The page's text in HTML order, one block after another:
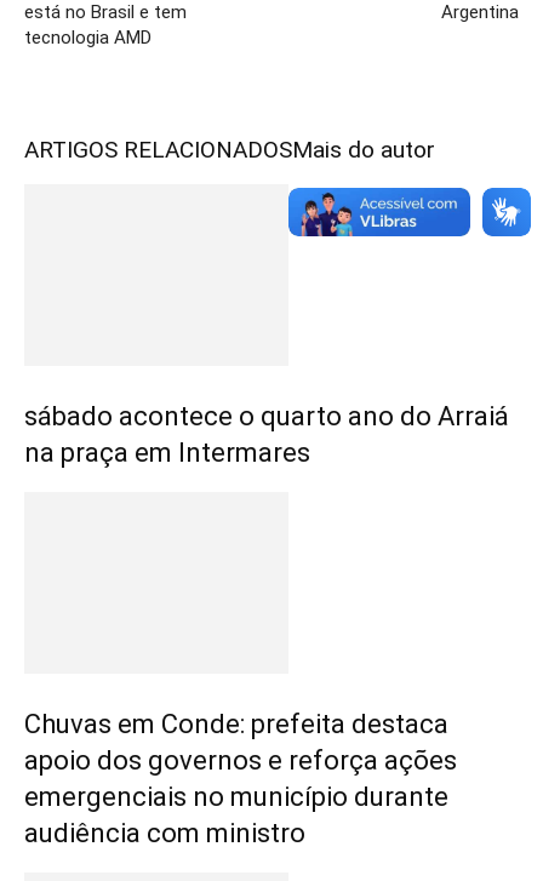
está no Brasil e tem
tecnologia AMD
Argentina
ARTIGOS RELACIONADOSMais do autor
sábado acontece o quarto ano do Arraiá
na praça em Intermares
Chuvas em Conde: prefeita destaca
apoio dos governos e reforça ações
emergenciais no município durante
audiência com ministro